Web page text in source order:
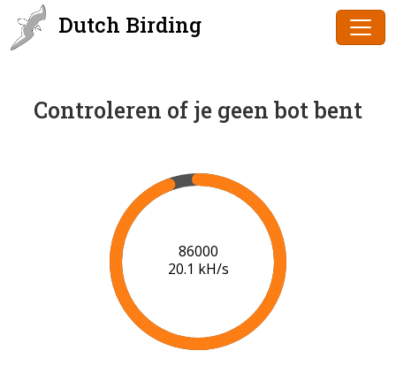
Dutch Birding
Controleren of je geen bot bent
88000
20.2 kH/s